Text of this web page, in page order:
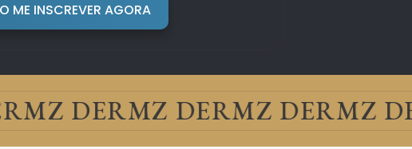
ME INSCREVER AGORA
Z DERMZ DERMZ DERMZ